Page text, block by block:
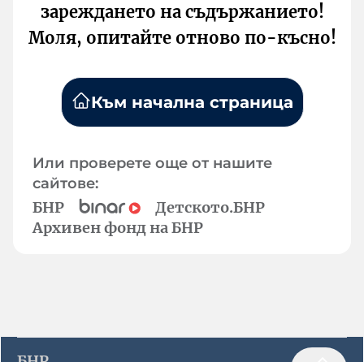
зареждането на съдържанието!
Моля, опитайте отново по-късно!
Към начална страница
Или проверете още от нашите
сайтове:
БНР
Детското.БНР
Архивен фонд на БНР